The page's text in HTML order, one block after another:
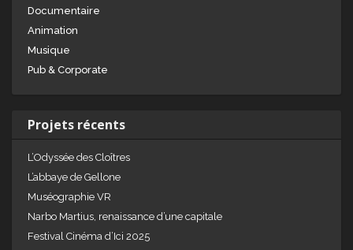
Documentaire
Animation
Musique
Pub & Corporate
Projets récents
L’Odyssée des Cloîtres
L’abbaye de Gellone
Muséographie VR
Narbo Martius, renaissance d’une capitale
Festival Cinéma d’Ici 2025